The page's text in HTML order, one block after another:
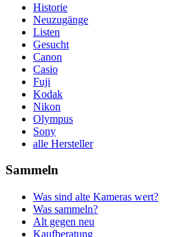
Historie
Neuzugänge
Listen
Gesucht
Canon
Casio
Fuji
Kodak
Nikon
Olympus
Sony
alle Hersteller
Sammeln
Was sind alte Kameras wert?
Was sammeln?
Alt gegen neu
Kaufberatung